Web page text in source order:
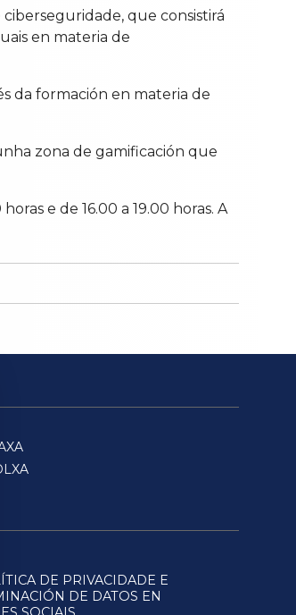
que consistirá
en materia de
da formación en materia de
zona de gamificación que
e de 16.00 a 19.00 horas. A
DE PRIVACIDADE E
DE DATOS EN